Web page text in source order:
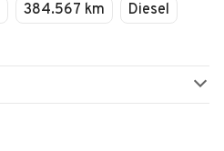
384.567 km
Diesel